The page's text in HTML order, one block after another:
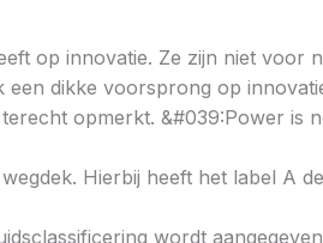
op innovatie. Ze zijn niet voor
dikke voorsprong op
opmerkt. &#039:Power is
Hierbij heeft het label A
wordt